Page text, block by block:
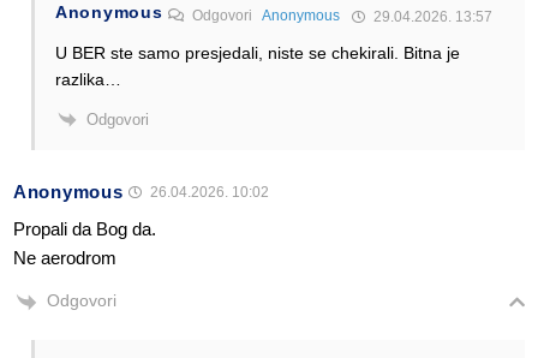
Anonymous OdgovoriAnonymous 29.04.2026. 13:57
U BER ste samo presjedali, niste se chekirali. Bitna je
razlika…
Odgovori
Anonymous 26.04.2026. 10:02
Propali da Bog da.
Ne aerodrom
Odgovori